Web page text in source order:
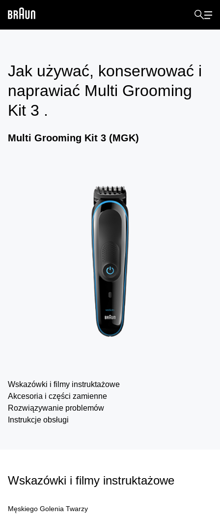
Jak używać, konserwować i
naprawiać Multi Grooming
Kit 3 .
Multi Grooming Kit 3 (MGK)
Wskazówki i filmy instruktażowe
Akcesoria i części zamienne
Rozwiązywanie problemów
Instrukcje obsługi
Wskazówki i filmy instruktażowe
Męskiego Golenia Twarzy